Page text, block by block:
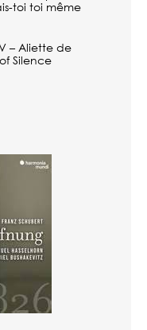
toi toi même
– Aliette de
Silence